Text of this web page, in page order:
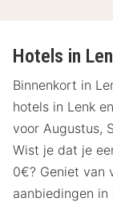
Hotels in
Binnenkort in
hotels in Lenk
voor Augustus,
Wist je dat je
0€? Geniet van
aanbiedingen